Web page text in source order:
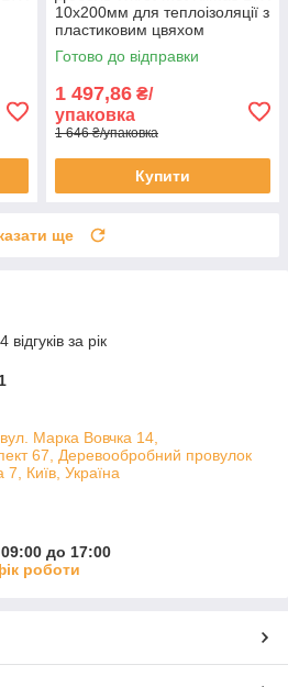
10х200мм для теплоізоляції з
пластиковим цвяхом
упаковка 200 штук
Готово до відправки
1 497,86 ₴/
упаковка
1 646 ₴/упаковка
Купити
ще
за рік
Марка Вовчка 14,
67, Деревообробний провулок
7, Київ, Україна
до 17:00
роботи